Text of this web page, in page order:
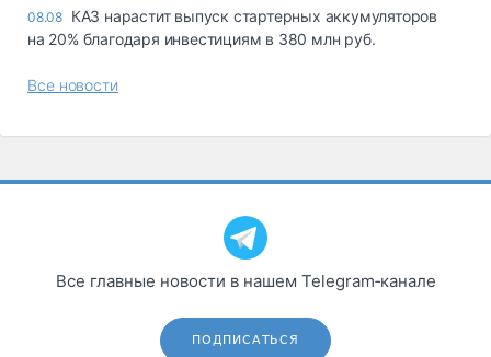
08.08 КАЗ нарастит выпуск стартерных аккумуляторов
на 20% благодаря инвестициям в 380 млн руб.
Все новости
Все главные новости в нашем Telegram‑канале
ПОДПИСАТЬСЯ